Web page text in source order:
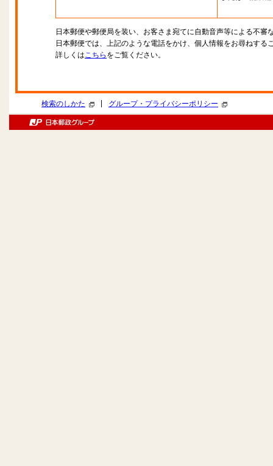
日本郵便や郵便局を装い、お客さま宛てに自動音声等による不審
日本郵便では、上記のような電話をかけ、個人情報をお尋ねする
詳しくはこちら をご覧ください。
検索のしかた グループ・プライバシーポリシー